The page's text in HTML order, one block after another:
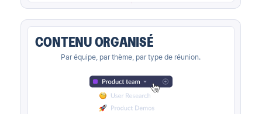
CONTENU ORGANISÉ
Par équipe, par thème, par type de réunion.